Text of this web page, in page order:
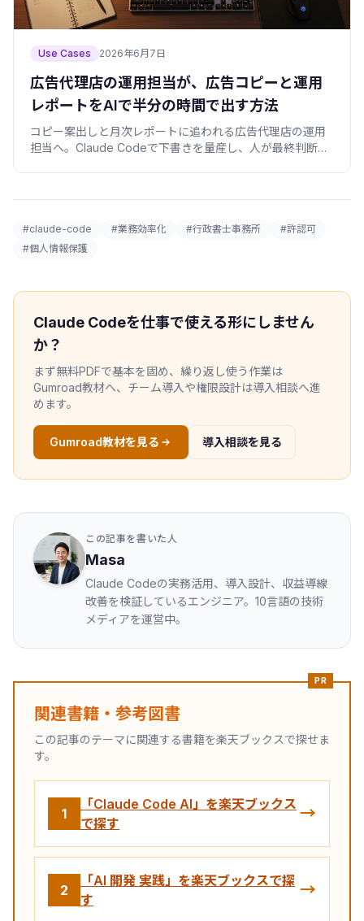
Use Cases 2026年6月7日
広告代理店の運用担当が、広告コピーと運用
レポートをAIで半分の時間で出す方法
コピー案出しと月次レポートに追われる広告代理店の運用
担当へ。Claude Codeで下書きを量産し、人が最終判断す
#claude-code #業務効率化 #行政書士事務所
#許認可
#個人情報保護
Claude Codeを仕事で使える形にしません
か？
まず無料PDFで基本を固め、繰り返し使う作業は
Gumroad教材へ、チーム導入や権限設計は導入相談へ進
めます。
Gumroad教材を見る 導入相談を見る
この記事を書いた人
Masa
Claude Codeの実務活用、導入設計、収益導線
改善を検証しているエンジニア。10言語の技術
メディアを運営中。
PR
関連書籍・参考図書
この記事のテーマに関連する書籍を楽天ブックスで探せま
す。
1
「Claude Code AI」を楽天ブックス
で探す
→
2
「AI 開発 実践」を楽天ブックスで探
す
→